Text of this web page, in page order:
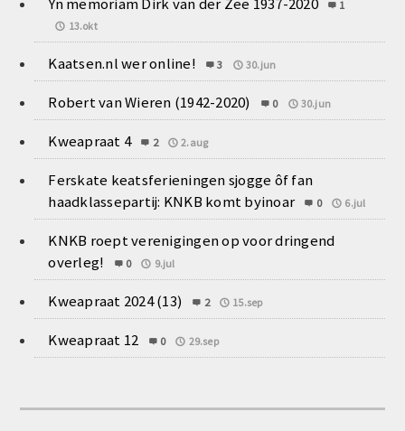
1
13.okt
Kaatsen.nl wer online! 3 30.jun
Robert van Wieren (1942-2020) 0 30.jun
Kweapraat 4 2 2.aug
Ferskate keatsferieningen sjogge ôf fan
haadklassepartij: KNKB komt byinoar
0 6.jul
KNKB roept verenigingen op voor dringend
overleg!
0 9.jul
Kweapraat 2024 (13) 2 15.sep
Kweapraat 12 0 29.sep